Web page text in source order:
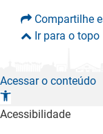
Compartilhe
Ir para o topo
Acessar o conteúdo
A
b
Acessibilidade